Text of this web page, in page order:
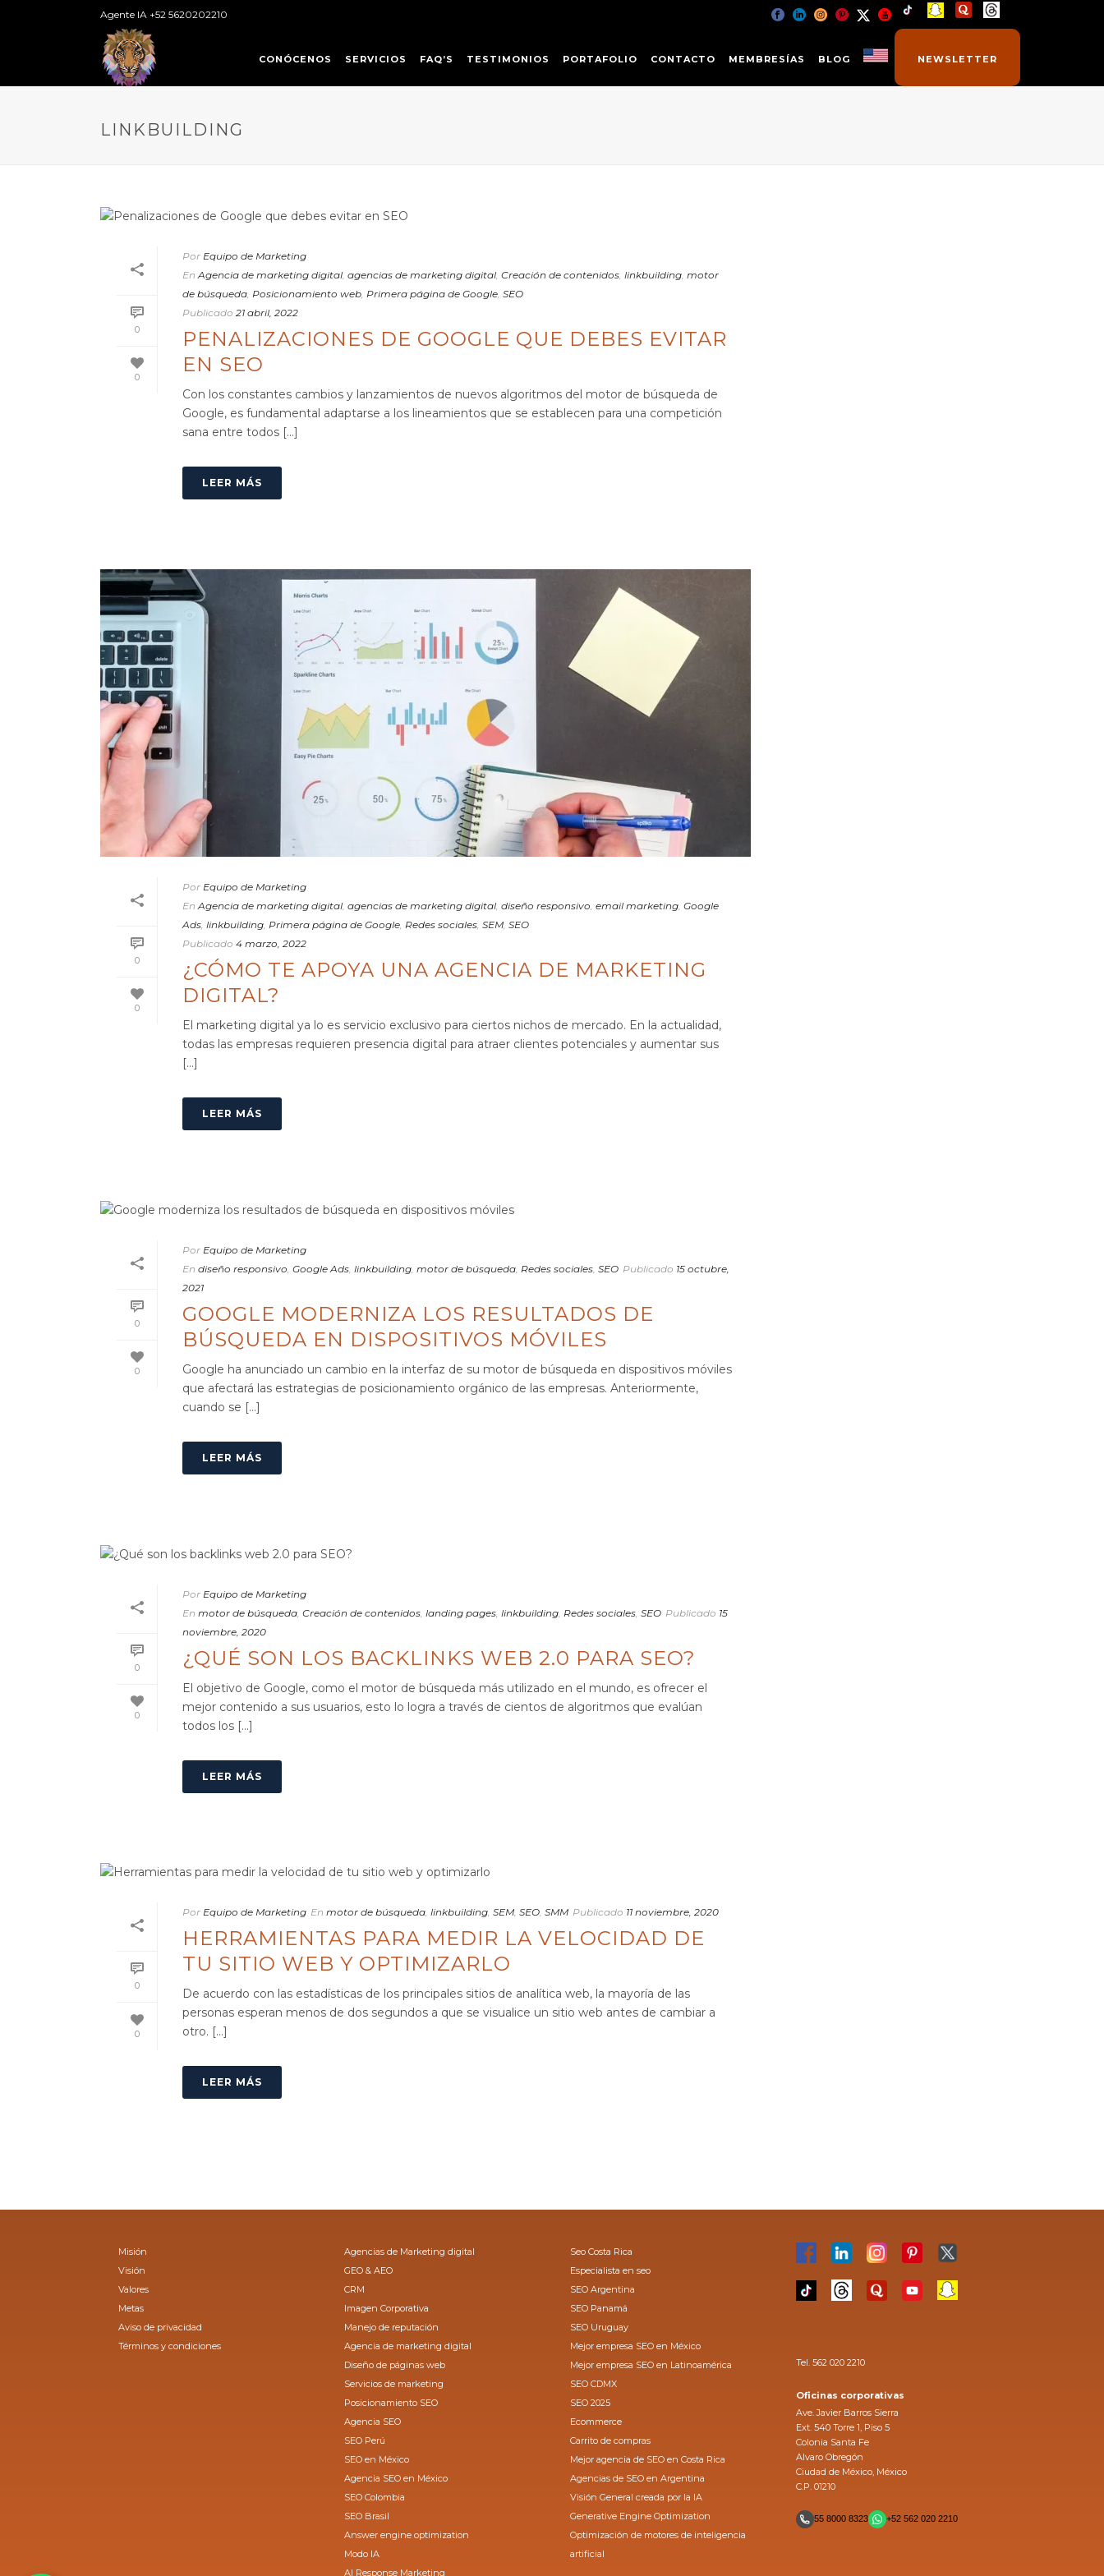
Agente IA +52 5620202210
CONÓCENOS SERVICIOS FAQ’S TESTIMONIOS PORTAFOLIO CONTACTO MEMBRESÍAS BLOG NEWSLETTER
LINKBUILDING
0
0
Por Equipo de Marketing
En Agencia de marketing digital agencias de marketing digital Creación de contenidos linkbuilding motor
de búsqueda Posicionamiento web Primera página de Google SEO
Publicado 21 abril, 2022
PENALIZACIONES DE GOOGLE QUE DEBES EVITAR
EN SEO
Con los constantes cambios y lanzamientos de nuevos algoritmos del motor de búsqueda de
Google, es fundamental adaptarse a los lineamientos que se establecen para una competición
sana entre todos [...]
LEER MÁS
0
0
Por Equipo de Marketing
En Agencia de marketing digital agencias de marketing digital diseño responsivo email marketing Google
Ads linkbuilding Primera página de Google Redes sociales SEM SEO
Publicado 4 marzo, 2022
¿CÓMO TE APOYA UNA AGENCIA DE MARKETING
DIGITAL?
El marketing digital ya lo es servicio exclusivo para ciertos nichos de mercado. En la actualidad,
todas las empresas requieren presencia digital para atraer clientes potenciales y aumentar sus
[...]
LEER MÁS
0
0
Por Equipo de Marketing
En diseño responsivo Google Ads linkbuilding motor de búsqueda Redes sociales SEO Publicado 15 octubre,
2021
GOOGLE MODERNIZA LOS RESULTADOS DE
BÚSQUEDA EN DISPOSITIVOS MÓVILES
Google ha anunciado un cambio en la interfaz de su motor de búsqueda en dispositivos móviles
que afectará las estrategias de posicionamiento orgánico de las empresas. Anteriormente,
cuando se [...]
LEER MÁS
0
0
Por Equipo de Marketing
En motor de búsqueda Creación de contenidos landing pages linkbuilding Redes sociales SEO Publicado 15
noviembre, 2020
¿QUÉ SON LOS BACKLINKS WEB 2.0 PARA SEO?
El objetivo de Google, como el motor de búsqueda más utilizado en el mundo, es ofrecer el
mejor contenido a sus usuarios, esto lo logra a través de cientos de algoritmos que evalúan
todos los [...]
LEER MÁS
0
0
Por Equipo de Marketing En motor de búsqueda, linkbuilding, SEM, SEO, SMM Publicado 11 noviembre, 2020
HERRAMIENTAS PARA MEDIR LA VELOCIDAD DE
TU SITIO WEB Y OPTIMIZARLO
De acuerdo con las estadísticas de los principales sitios de analítica web, la mayoría de las
personas esperan menos de dos segundos a que se visualice un sitio web antes de cambiar a
otro. [...]
LEER MÁS
Misión
Visión
Valores
Metas
Aviso de privacidad
Términos y condiciones
Agencias de Marketing digital
GEO & AEO
CRM
Imagen Corporativa
Manejo de reputación
Agencia de marketing digital
Diseño de páginas web
Servicios de marketing
Posicionamiento SEO
Agencia SEO
SEO Perú
SEO en México
Agencia SEO en México
SEO Colombia
SEO Brasil
Answer engine optimization
Modo IA
AI Response Marketing
Seo Costa Rica
Especialista en seo
SEO Argentina
SEO Panamá
SEO Uruguay
Mejor empresa SEO en México
Mejor empresa SEO en Latinoamérica
SEO CDMX
SEO 2025
Ecommerce
Carrito de compras
Mejor agencia de SEO en Costa Rica
Agencias de SEO en Argentina
Visión General creada por la IA
Generative Engine Optimization
Optimización de motores de inteligencia
artificial
Tel. 562 020 2210
Oficinas corporativas
Ave. Javier Barros Sierra
Ext. 540 Torre 1, Piso 5
Colonia Santa Fe
Alvaro Obregón
Ciudad de México, México
C.P. 01210
55 8000 8323 +52 562 020 2210